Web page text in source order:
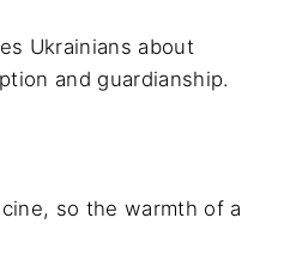
Ukrainians about
and guardianship.
so the warmth of a